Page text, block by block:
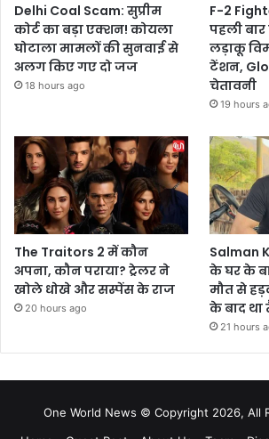
Delhi Coal Scam: सुप्रीम
कोर्ट का बड़ा एक्शन! कोयला
घोटाला मामलों की सुनवाई से
अलग किए गए दो जज
18 hours ago
F-2
पहली
लड़ाकू
टेंशन,
चेतावनी
19 hours
The Traitors 2 में कौन
अपना, कौन पराया? ट्रेलर ने
खोले धोखे और सस्पेंस के राज
20 hours ago
Salman
के घर के
मौत से
के बाद था
21 hours
One World News © Copyright 2026, All